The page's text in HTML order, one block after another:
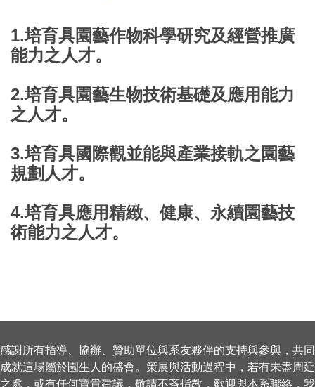
1.培育具園藝作物科學研究及經營推廣
能力之人才。
2.培育具園藝生物技術基礎及應用能力
之人才。
3.培育具國際觀並能與產業接軌之園藝
規劃人才。
4.培育具應用精緻、健康、永續園藝技
術能力之人才。
感謝所有指導、協辦、贊助單位與系友夥伴的支持與參與，共同
成就這場屬於園生人的盛會。策展與活動過程中，若有未盡周延
之處，或有任何寶貴建議，敬請不吝指教，歡迎與本系聯絡，我